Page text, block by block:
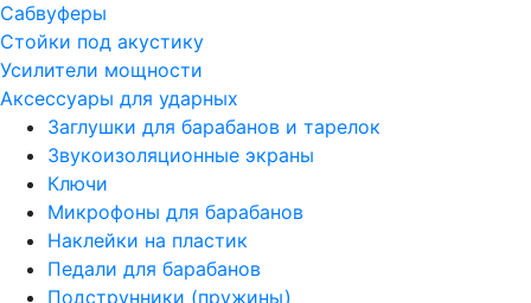
Сабвуферы
Стойки под акустику
Усилители мощности
Аксессуары для ударных
Заглушки для барабанов и тарелок
Звукоизоляционные экраны
Ключи
Микрофоны для барабанов
Наклейки на пластик
Педали для барабанов
Подструнники (пружины)